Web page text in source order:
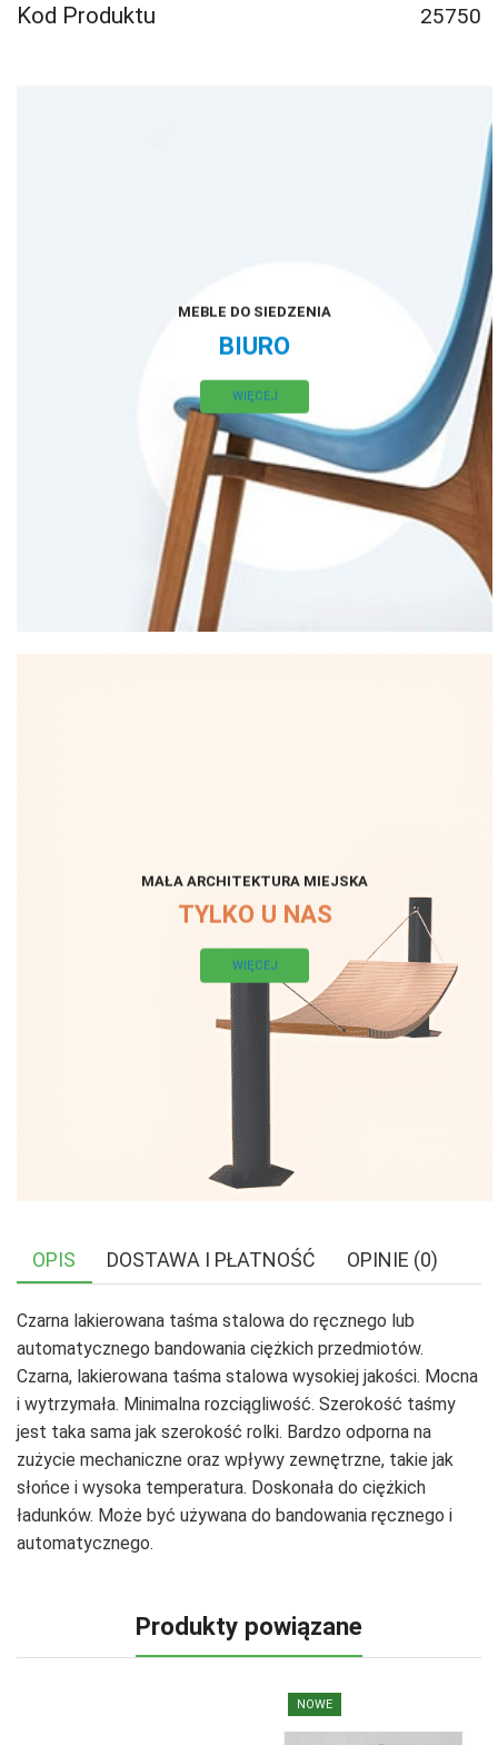
Kod Produktu 25750
MEBLE DO SIEDZENIA
BIURO
WIĘCEJ
MAŁA ARCHITEKTURA MIEJSKA
TYLKO U NAS
WIĘCEJ
OPIS DOSTAWA I PŁATNOŚĆ OPINIE (0)
Czarna lakierowana taśma stalowa do ręcznego lub
automatycznego bandowania ciężkich przedmiotów.
Czarna, lakierowana taśma stalowa wysokiej jakości. Mocna
i wytrzymała. Minimalna rozciągliwość. Szerokość taśmy
jest taka sama jak szerokość rolki. Bardzo odporna na
zużycie mechaniczne oraz wpływy zewnętrzne, takie jak
słońce i wysoka temperatura. Doskonała do ciężkich
ładunków. Może być używana do bandowania ręcznego i
automatycznego.
Produkty powiązane
NOWE